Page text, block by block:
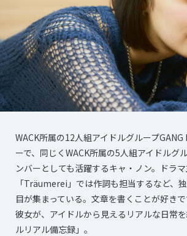
WACK所属の12人組アイドルグループGANG
ーで、同じくWACK所属の5人組アイドルグ
ンバーとしても活躍するキャ・ノン。ドラ
「Träumerei」では作詞も担当するなど、
目が集まっている。文章を書くことが好き
彼女が、アイドルから見えるリアルな日常
ルリアル備忘録」。